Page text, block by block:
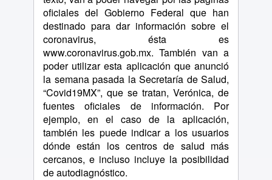
oficiales del Gobierno Federal que han
destinado para dar información sobre el
coronavirus, ésta es
www.coronavirus.gob.mx. También van a
poder utilizar esta aplicación que anunció
la semana pasada la Secretaría de Salud,
“Covid19MX”, que se tratan, Verónica, de
fuentes oficiales de información. Por
ejemplo, en el caso de la aplicación,
también les puede indicar a los usuarios
dónde están los centros de salud más
cercanos, e incluso incluye la posibilidad
de autodiagnóstico.